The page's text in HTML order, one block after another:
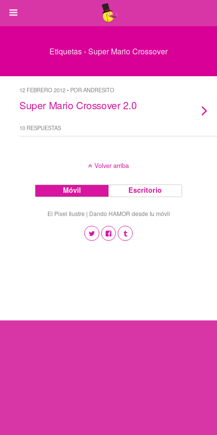
Etiquetas › Super Mario Crossover
12 FEBRERO 2012 • POR ANDRESITO
Super Mario Crossover 2.0
10 RESPUESTAS
Volver arriba
Móvil Escritorio
El Pixel Ilustre | Dando HAMOR desde tu móvil